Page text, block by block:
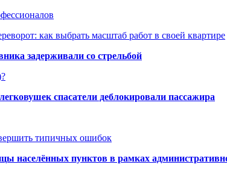
как выбрать масштаб работ в своей квартире
задерживали со стрельбой
спасатели деблокировали пассажира
типичных ошибок
населённых пунктов в рамках